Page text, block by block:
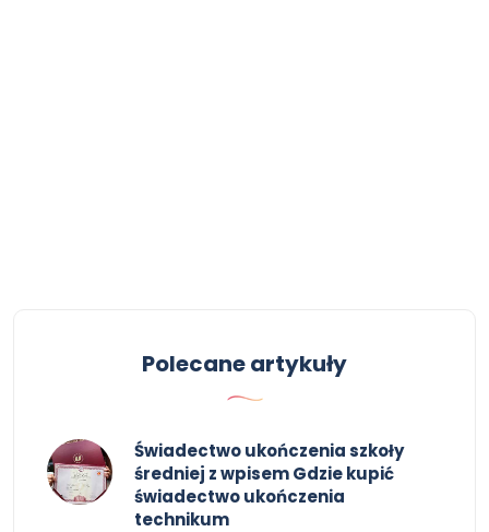
Polecane artykuły
Świadectwo ukończenia szkoły
średniej z wpisem Gdzie kupić
świadectwo ukończenia
technikum